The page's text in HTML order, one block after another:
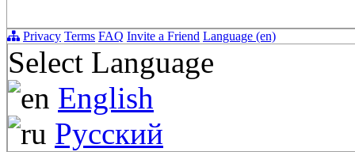
Privacy Terms FAQ Invite a Friend Language (en)
Select Language
English
Русский